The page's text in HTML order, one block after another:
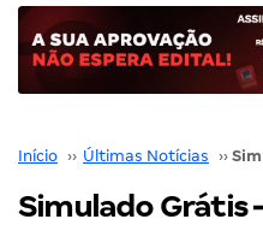
Início ›› Últimas Notícias ››
Simulado Grátis